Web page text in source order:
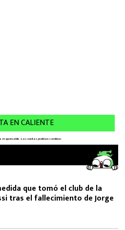
que tomó el club de la
tras el fallecimiento de Jorge